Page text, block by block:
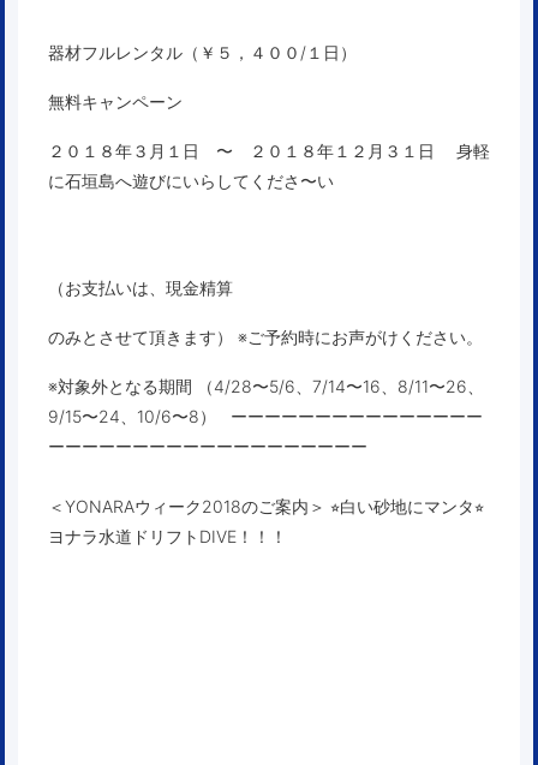
器材フルレンタル（￥５，４００/１日）
無料キャンペーン
２０１８年３月１日 〜 ２０１８年１２月３１日
身軽
に石垣島へ遊びにいらしてくださ〜い
（お支払いは、現金精算
のみとさせて頂きます） ※ご予約時にお声がけください。
※対象外となる期間 （4/28〜5/6、7/14〜16、8/11〜26、
9/15〜24、10/6〜8） ーーーーーーーーーーーーーーー
ーーーーーーーーーーーーーーーーーーー
＜YONARAウィーク2018のご案内＞ ⭐︎白い砂地にマンタ⭐︎
ヨナラ水道ドリフトDIVE！！！